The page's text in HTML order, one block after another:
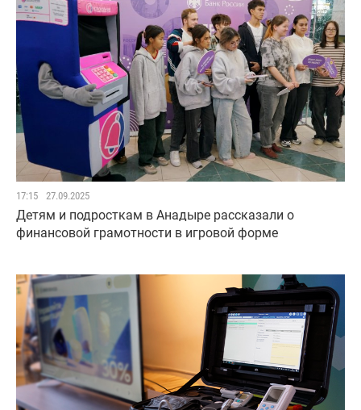
17:15 27.09.2025
Детям и подросткам в Анадыре рассказали о
финансовой грамотности в игровой форме